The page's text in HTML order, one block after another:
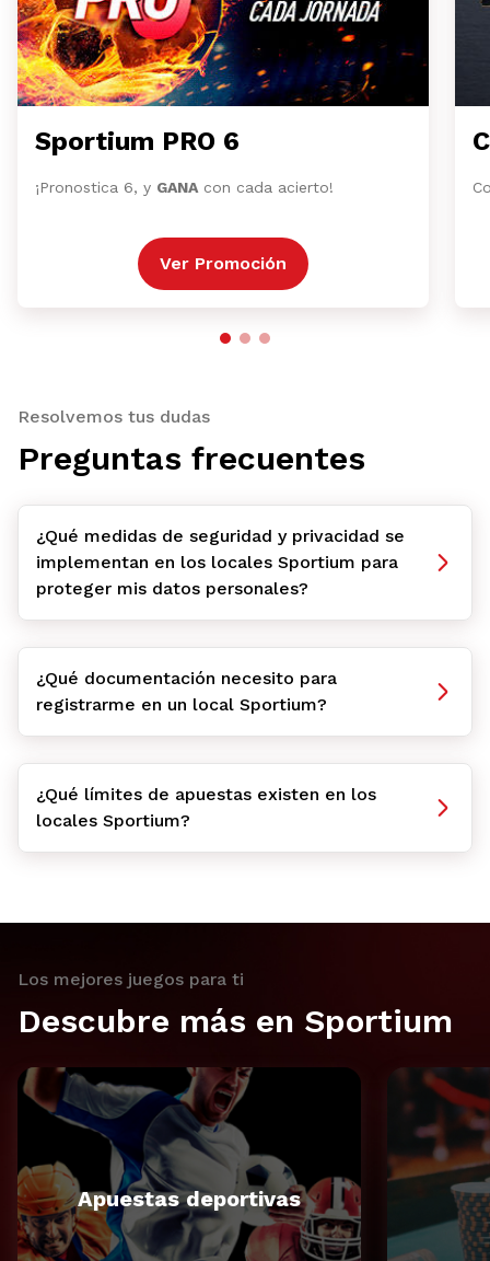
Sportium PRO 6
¡Pronostica 6, y GANA con cada acierto!
Ver Promoción
Resolvemos tus dudas
Preguntas frecuentes
¿Qué medidas de seguridad y privacidad se
implementan en los locales Sportium para
proteger mis datos personales?
¿Qué documentación necesito para
registrarme en un local Sportium?
¿Qué límites de apuestas existen en los
locales Sportium?
Los mejores juegos para ti
Descubre más en Sportium
Apuestas deportivas